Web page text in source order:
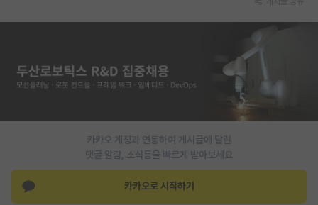
카카오 계정과 연동하여 게시글에 달린
댓글 알람, 소식등을 빠르게 받아보세요
카카오로 시작하기